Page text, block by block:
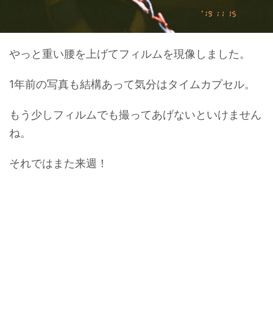
やっと重い腰を上げてフィルムを現像しました。
1年前の写真も結構あって気分はタイムカプセル。
もう少しフィルムでも撮ってあげないといけません
ね。
それではまた来週！